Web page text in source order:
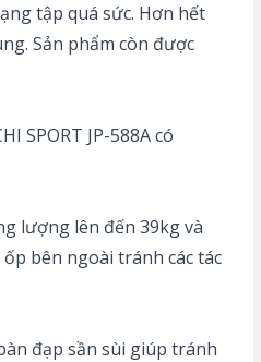
tập quá sức. Hơn hết
Sản phẩm còn được
SPORT JP-588A có
lượng lên đến 39kg và
bên ngoài tránh các tác
đạp sần sùi giúp tránh